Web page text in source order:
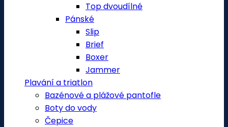
Top dvoudílné
Pánské
Slip
Brief
Boxer
Jammer
Plavání a triatlon
Bazénové a plážové pantofle
Boty do vody
Čepice